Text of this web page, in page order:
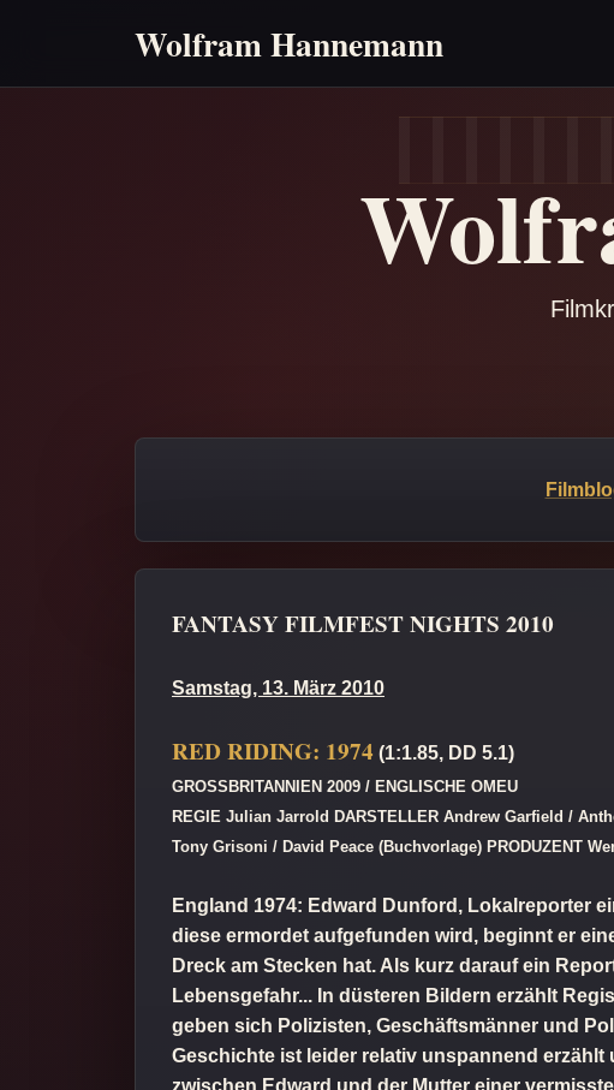
Wolfram Hannemann
FANTASY FILMFEST NIGHTS 2010
Samstag, 13. März 2010
RED RIDING: 1974 (1:1.85, DD 5.1)
GROSSBRITANNIEN 2009 / ENGLISCHE OMEU
REGIE Julian Jarrold DARSTELLER Andrew Garfield /
Tony Grisoni / David Peace (Buchvorlage) PRODUZENT
England 1974: Edward Dunford, Lokalreporter
diese ermordet aufgefunden wird, beginnt er
Dreck am Stecken hat. Als kurz darauf ein
Lebensgefahr... In düsteren Bildern erzählt
geben sich Polizisten, Geschäftsmänner und
Geschichte ist leider relativ unspannend
zwischen Edward und der Mutter einer